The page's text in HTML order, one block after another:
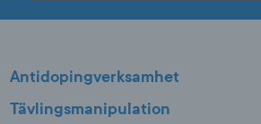
Antidopingverksamhet
Tävlingsmanipulation